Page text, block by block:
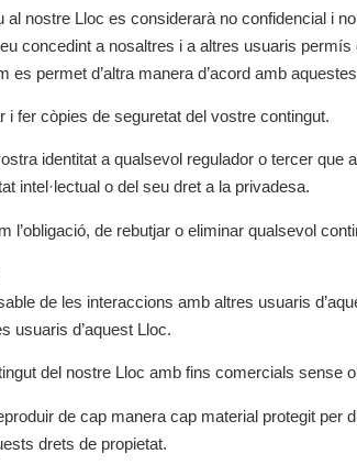
nostre Lloc es considerarà no confidencial i
concedint a nosaltres i a altres usuaris
es permet d’altra manera d’acord amb
i fer còpies de seguretat del vostre contingut.
identitat a qualsevol regulador o tercer
intel·lectual o del seu dret a la privadesa.
l’obligació, de rebutjar o eliminar qualsevol
de les interaccions amb altres usuaris
usuaris d’aquest Lloc.
del nostre Lloc amb fins comercials sense
de cap manera cap material protegit
drets de propietat.